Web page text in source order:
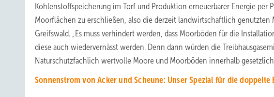
Kohlenstoffspeicherung im Torf und Produktion erneuerbarer Energie per
Moorflächen zu erschließen, also die derzeit landwirtschaftlich genutzten
Greifswald. „Es muss verhindert werden, dass Moorböden für die
diese auch wiedervernässt werden. Denn dann würden die
Naturschutzfachlich wertvolle Moore und Moorböden innerhalb
Sonnenstrom von Acker und Scheune: Unser Spezial für die